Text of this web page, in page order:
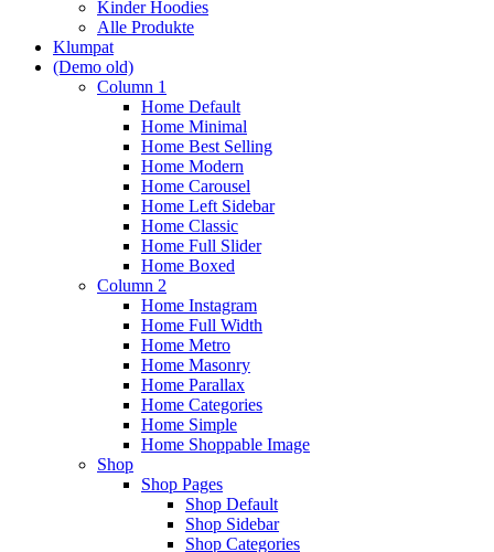
Kinder Hoodies
Alle Produkte
Klumpat
(Demo old)
Column 1
Home Default
Home Minimal
Home Best Selling
Home Modern
Home Carousel
Home Left Sidebar
Home Classic
Home Full Slider
Home Boxed
Column 2
Home Instagram
Home Full Width
Home Metro
Home Masonry
Home Parallax
Home Categories
Home Simple
Home Shoppable Image
Shop
Shop Pages
Shop Default
Shop Sidebar
Shop Categories